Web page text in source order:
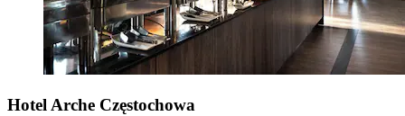
Hotel Arche Częstochowa